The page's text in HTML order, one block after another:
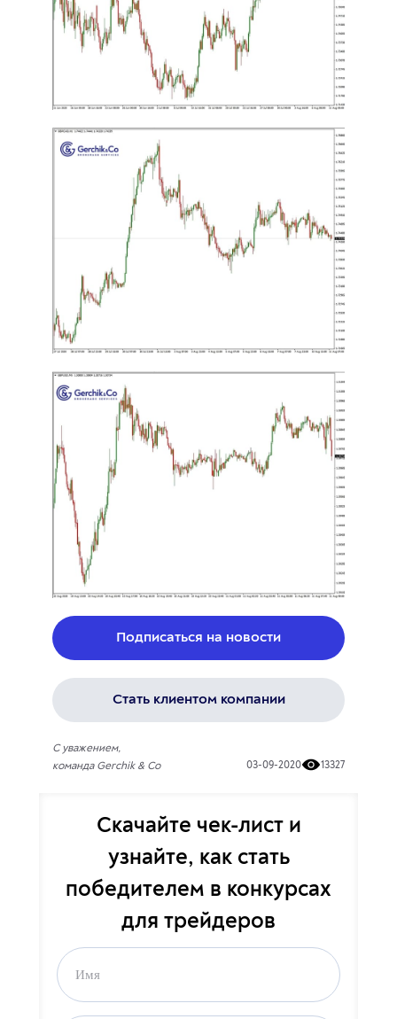
Подписаться на новости
Стать клиентом компании
С уважением,
команда Gerchik & Co
03-09-2020 13327
Скачайте чек-лист и
узнайте, как стать
победителем в конкурсах
для трейдеров